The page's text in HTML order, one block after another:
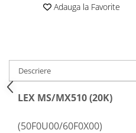
Imprimante si multifunctionale
Unitati Imagine/Drum-uri
Imprimante
Monitoare
Accesorii monitoare
Monitoare
Adauga la Favorite
Descriere
LEX MS/MX510 (20K)
(50F0U00/60F0X00)